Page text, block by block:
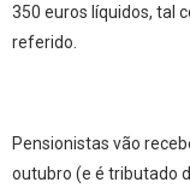
350 euros líquidos, tal
referido.
Pensionistas vão
outubro (e é tributado